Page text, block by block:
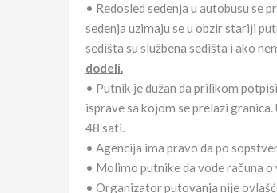
• Redosled sedenja u autobusu se
sedenja uzimaju se u obzir stariji
sedišta su službena sedišta i ako
dodeli.
• Putnik je dužan da prilikom
isprave sa kojom se prelazi
48 sati.
• Agencija ima pravo da po
• Molimo putnike da vode računa
• Organizator putovanja nije